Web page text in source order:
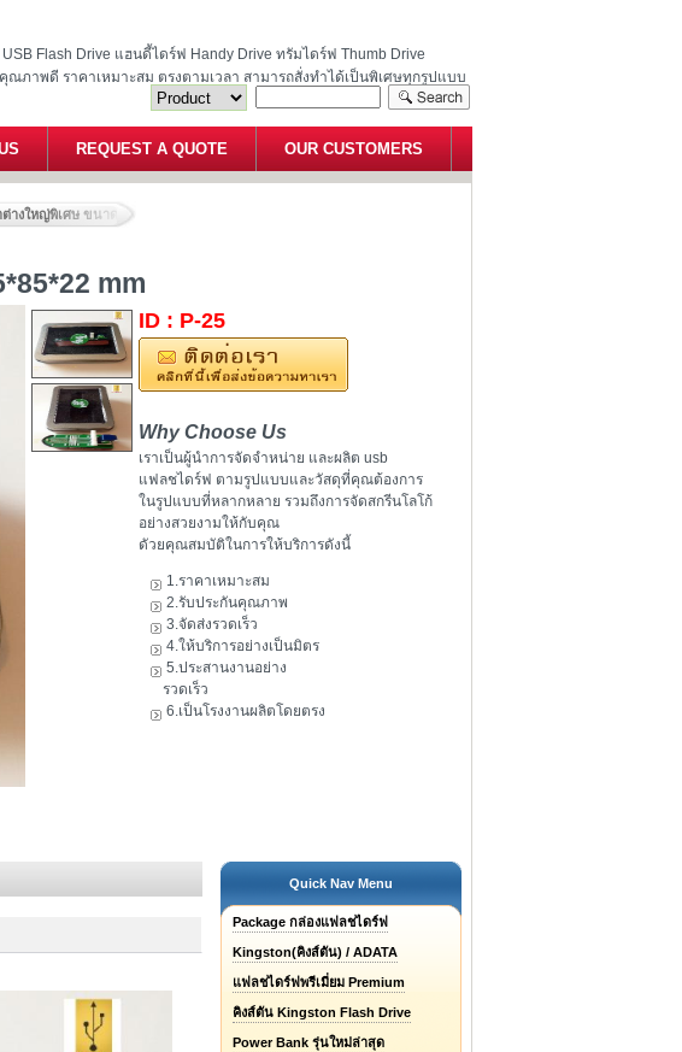
Flash Drive แฮนดี้ไดร์ฟ Handy Drive ทรัมไดร์ฟ Thumb Drive
ภาพดี ราคาเหมาะสม ตรงตามเวลา สามารถสั่งทำได้เป็นพิเศษทุกรูปแบบ
REQUEST A QUOTE OUR CUSTOMERS
างใหญ่พิเศษ ขนาด 115*85*22 mm
mm
ID : P-25
Why Choose Us
เราเป็นผู้นำการจัดจำหน่าย และผลิต usb
แฟลชไดร์ฟ ตามรูปแบบและวัสดุที่คุณต้องการ
ในรูปแบบที่หลากหลาย รวมถึงการจัดสกรีนโลโก้
อย่างสวยงามให้กับคุณ
ดัวยคุณสมบัติในการให้บริการดังนี้
1.ราคาเหมาะสม
2.รับประกันคุณภาพ
3.จัดส่งรวดเร็ว
4.ให้บริการอย่างเป็นมิตร
5.ประสานงานอย่าง
รวดเร็ว
6.เป็นโรงงานผลิตโดยตรง
Quick Nav Menu
Package กล่องแฟลชไดร์ฟ
Kingston(คิงส์ตัน) / ADATA
แฟลชไดร์ฟพรีเมี่ยม Premium
คิงส์ตัน Kingston Flash Drive
Power Bank รุ่นใหม่ล่าสุด